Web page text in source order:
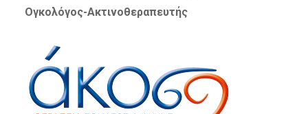
Ογκολόγος-Ακτινοθεραπευτής